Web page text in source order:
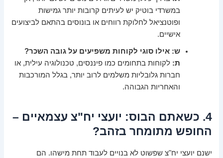
במשרדי בוטיק יש לעיתים קרובות יותר גמישות
ופוטנציאל לחלוקת רווחים או בונוסים בהתאם לביצועים
אישיים.
ש: אילו סוגי לקוחות משפיעים על גובה השכר?
ת: לקוחות בתחומים כמו פיננסים, טכנולוגיה עילית, או
חברות גלובליות משלמים לרוב יותר, בגלל המורכבות
והאחריות הגבוהה.
4. כשאתם הבוס: יועצי יח"צ עצמאיים –
החופש מתומחר בזהב?
ישנם יועצי יח"צ שפשוט לא בנויים לעבוד תחת מישהו. הם